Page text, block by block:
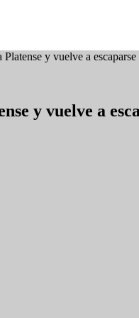
y vuelve a escaparse
y vuelve a